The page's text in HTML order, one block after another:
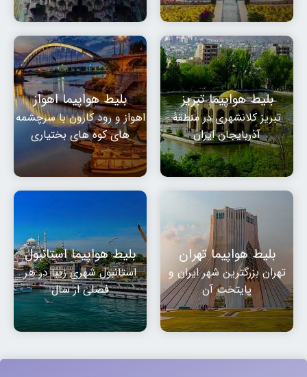
بلیط هواپیما تبریز
تبریز کلانشهری در منطقهٔ
آذربایجان ایران
بلیط هواپیما اهواز
اهواز و رود کارون با سرچشمه
های کوه های بختیاری
بلیط هواپیما تهران
تهران بزرگترین شهر ایران و
پایتخت آن
بلیط هواپیما استانبول
استانبول شهری زیبا در هر
فصلی از سال